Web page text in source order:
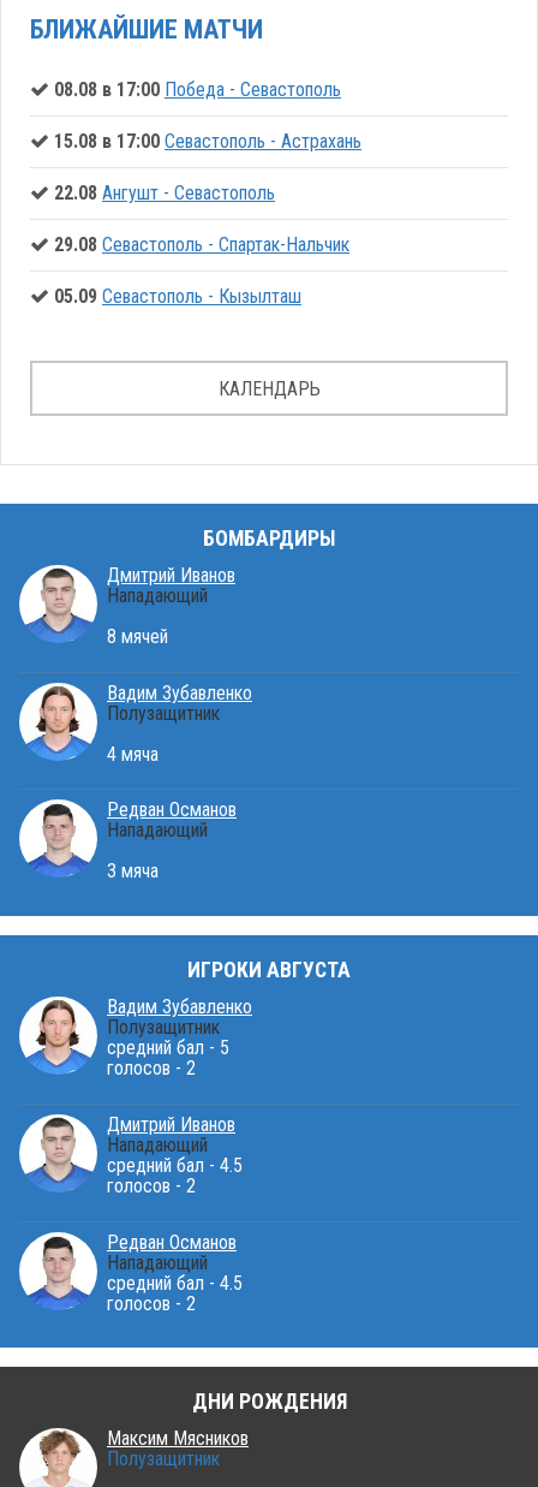
БЛИЖАЙШИЕ МАТЧИ
08.08 в 17:00 Победа - Севастополь
15.08 в 17:00 Севастополь - Астрахань
22.08 Ангушт - Севастополь
29.08 Севастополь - Спартак-Нальчик
05.09 Севастополь - Кызылташ
КАЛЕНДАРЬ
БОМБАРДИРЫ
Дмитрий Иванов
Нападающий
8 мячей
Вадим Зубавленко
Полузащитник
4 мяча
Редван Османов
Нападающий
3 мяча
ИГРОКИ АВГУСТА
Вадим Зубавленко
Полузащитник
средний бал - 5
голосов - 2
Дмитрий Иванов
Нападающий
средний бал - 4.5
голосов - 2
Редван Османов
Нападающий
средний бал - 4.5
голосов - 2
ДНИ РОЖДЕНИЯ
Максим Мясников
Полузащитник